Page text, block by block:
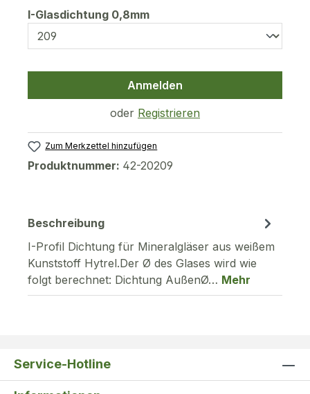
I-Glasdichtung 0,8mmauswählen
Anmelden
oder Registrieren
Zum Merkzettel hinzufügen
Produktnummer: 42-20209
Beschreibung
I-Profil Dichtung für Mineralgläser aus weißem
Kunststoff Hytrel.Der Ø des Glases wird wie
folgt berechnet: Dichtung AußenØ… Mehr
Service-Hotline